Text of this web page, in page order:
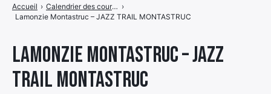
Lamonzie Montastruc – JAZZ
TRAIL MONTASTRUC
Accueil › Calendrier des courses ›
Lamonzie Montastruc – JAZZ TRAIL MONTASTRUC
de
menu
Élément
de
menu
Élément
de